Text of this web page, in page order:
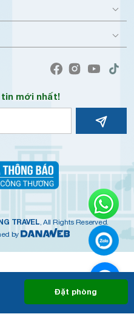
Đặt phòng
tin mới nhất!
TRAVEL, All Rights Reserved.
by